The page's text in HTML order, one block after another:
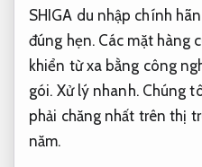
SHIGA du nhập chính
đúng hẹn.Các mặt hàng
khiển từ xa bằng công
gói. Xử lý nhanh.Chúng
phải chăng nhất trên thị
năm.